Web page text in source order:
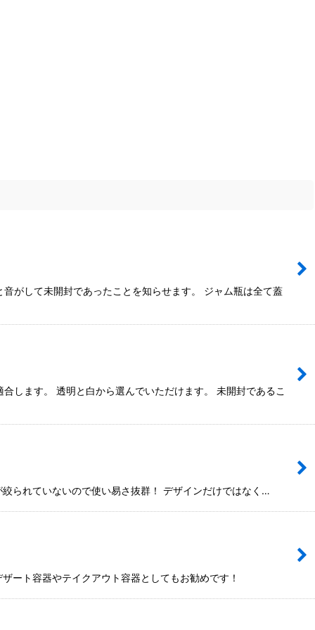
がして未開封であったことを知らせます。 ジャム瓶は全て蓋
します。 透明と白から選んでいただけます。 未開封であるこ
られていないので使い易さ抜群！ デザインだけではなく…
ート容器やテイクアウト容器としてもお勧めです！